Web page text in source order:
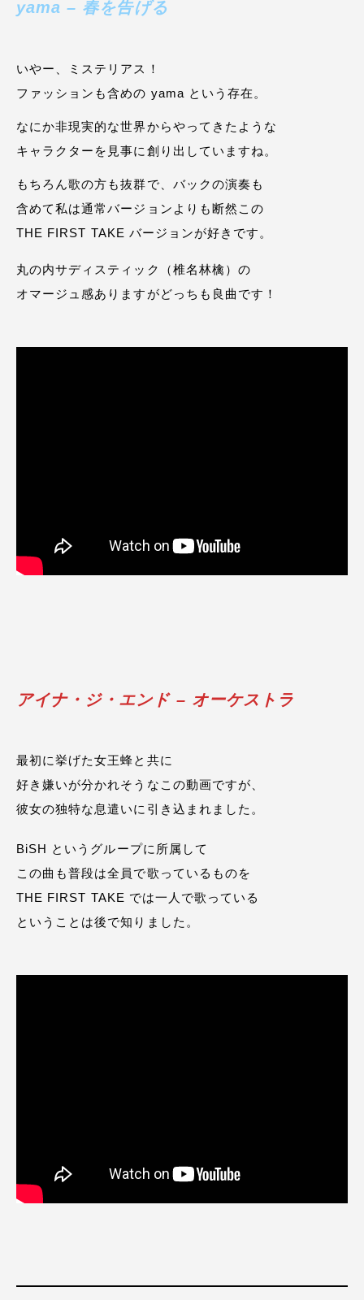
yama – 春を告げる
いやー、ミステリアス！
ファッションも含めの yama という存在。
なにか非現実的な世界からやってきたような
キャラクターを見事に創り出していますね。
もちろん歌の方も抜群で、バックの演奏も
含めて私は通常バージョンよりも断然この
THE FIRST TAKE バージョンが好きです。
丸の内サディスティック（椎名林檎）の
オマージュ感ありますがどっちも良曲です！
アイナ・ジ・エンド – オーケストラ
最初に挙げた女王蜂と共に
好き嫌いが分かれそうなこの動画ですが、
彼女の独特な息遣いに引き込まれました。
BiSH というグループに所属して
この曲も普段は全員で歌っているものを
THE FIRST TAKE では一人で歌っている
ということは後で知りました。